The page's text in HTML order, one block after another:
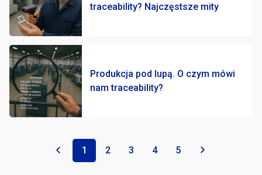
traceability? Najczęstsze mity
Produkcja pod lupą. O czym mówi
nam traceability?
« 1 2 3 4 5 »